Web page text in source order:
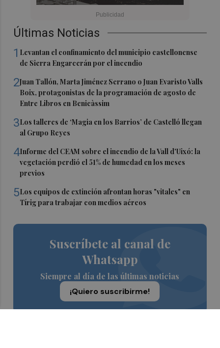
Últimas Noticias
1 Levantan el confinamiento del municipio castellonense
de Sierra Engarcerán por el incendio
2Juan Tallón, Marta Jiménez Serrano o Juan Evaristo Valls
Boix, protagonistas de la programación de agosto de
Entre Libros en Benicàssim
3Los talleres de ‘Magia en los Barrios’ de Castelló llegan
al Grupo Reyes
4Informe del CEAM sobre el incendio de la Vall d'Uixó: la
vegetación perdió el 51% de humedad en los meses
previos
5Los equipos de extinción afrontan horas "vitales" en
Tírig para trabajar con medios aéreos
Suscríbete al canal de
Whatsapp
Siempre al día de las últimas noticias
¡Quiero suscribirme!